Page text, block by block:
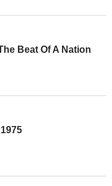
Beat Of A Nation